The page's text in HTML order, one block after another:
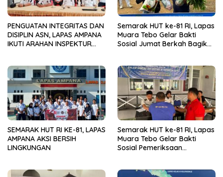
PENGUATAN INTEGRITAS DAN
DISIPLIN ASN, LAPAS AMPANA
IKUTI ARAHAN INSPEKTUR
Semarak HUT ke-81 RI, Lapas
Muara Tebo Gelar Bakti
Sosial Jumat Berkah Bagikan
SEMARAK HUT RI KE-81, LAPAS
AMPANA AKSI BERSIH
LINGKUNGAN
Semarak HUT ke-81 RI, Lapas
Muara Tebo Gelar Bakti
Sosial Pemeriksaan